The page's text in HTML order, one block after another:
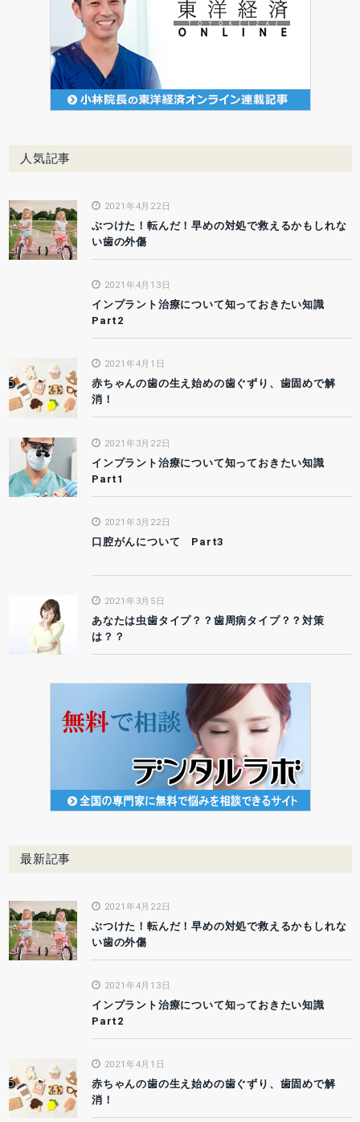
人気記事
2021年4月22日
ぶつけた！転んだ！早めの対処で救えるかもしれな
い歯の外傷
2021年4月13日
インプラント治療について知っておきたい知識
Part2
2021年4月1日
赤ちゃんの歯の生え始めの歯ぐずり、歯固めで解
消！
2021年3月22日
インプラント治療について知っておきたい知識
Part1
2021年3月22日
口腔がんについて Part3
2021年3月5日
あなたは虫歯タイプ？？歯周病タイプ？？対策
は？？
最新記事
2021年4月22日
ぶつけた！転んだ！早めの対処で救えるかもしれな
い歯の外傷
2021年4月13日
インプラント治療について知っておきたい知識
Part2
2021年4月1日
赤ちゃんの歯の生え始めの歯ぐずり、歯固めで解
消！